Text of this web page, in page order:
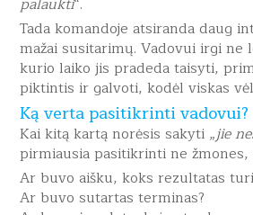
Tada komandoje atsiranda daug
mažai susitarimų. Vadovui irgi ne
kurio laiko jis pradeda taisyti,
piktintis ir galvoti, kodėl viskas
Ką verta pasitikrinti vadovui?
Kai kitą kartą norėsis sakyti „jie
pirmiausia pasitikrinti ne
Ar buvo aišku, koks rezultatas
Ar buvo sutartas terminas?